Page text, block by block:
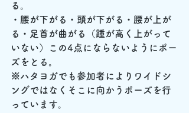
る。
・腰が下がる・頭が下がる・腰が上が
る・足首が曲がる（踵が高く上がって
いない）この4点にならないようにポー
ズをとる。
※ハタヨガでも参加者によりワイドシ
ングではなくそこに向かうポーズを行
っています。